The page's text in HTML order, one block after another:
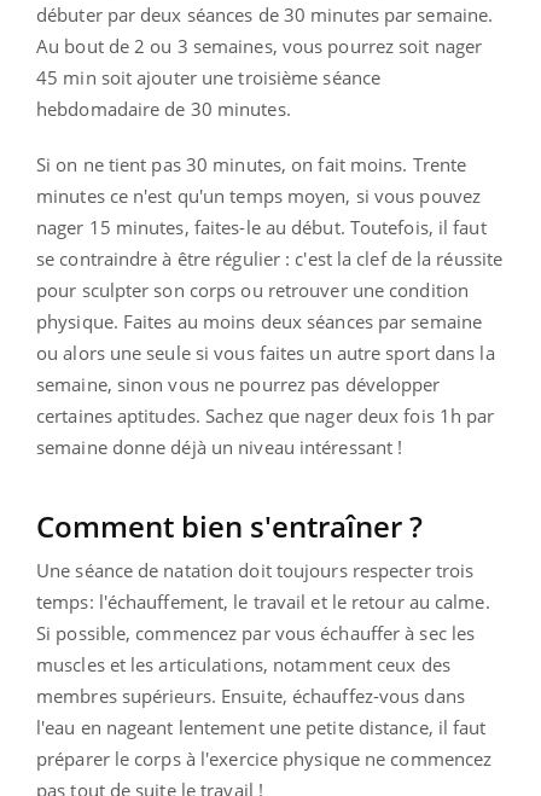
débuter par deux séances de 30 minutes par semaine.
Au bout de 2 ou 3 semaines, vous pourrez soit nager
45 min soit ajouter une troisième séance
hebdomadaire de 30 minutes.
Si on ne tient pas 30 minutes, on fait moins. Trente
minutes ce n'est qu'un temps moyen, si vous pouvez
nager 15 minutes, faites-le au début. Toutefois, il faut
se contraindre à être régulier : c'est la clef de la réussite
pour sculpter son corps ou retrouver une condition
physique. Faites au moins deux séances par semaine
ou alors une seule si vous faites un autre sport dans la
semaine, sinon vous ne pourrez pas développer
certaines aptitudes. Sachez que nager deux fois 1h par
semaine donne déjà un niveau intéressant !
Comment bien s'entraîner ?
Une séance de natation doit toujours respecter trois
temps: l'échauffement, le travail et le retour au calme.
Si possible, commencez par vous échauffer à sec les
muscles et les articulations, notamment ceux des
membres supérieurs. Ensuite, échauffez-vous dans
l'eau en nageant lentement une petite distance, il faut
préparer le corps à l'exercice physique ne commencez
pas tout de suite le travail !